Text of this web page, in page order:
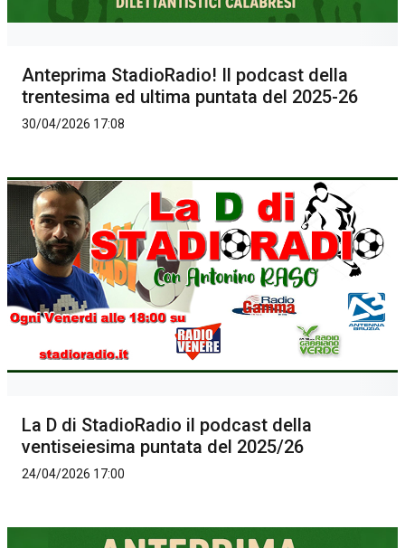
Anteprima StadioRadio! Il podcast della
trentesima ed ultima puntata del 2025-26
30/04/2026 17:08
La D di StadioRadio il podcast della
ventiseiesima puntata del 2025/26
24/04/2026 17:00